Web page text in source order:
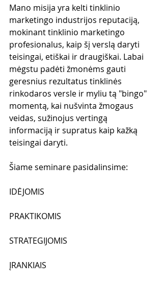
Mano misija yra kelti tinklinio
marketingo industrijos reputaciją,
mokinant tinklinio marketingo
profesionalus, kaip šį verslą daryti
teisingai, etiškai ir draugiškai. Labai
mėgstu padėti žmonėms gauti
geresnius rezultatus tinklinės
rinkodaros versle ir myliu tą "bingo"
momentą, kai nušvinta žmogaus
veidas, sužinojus vertingą
informaciją ir supratus kaip kažką
teisingai daryti.
Šiame seminare pasidalinsime:
IDĖJOMIS
PRAKTIKOMIS
STRATEGIJOMIS
ĮRANKIAIS